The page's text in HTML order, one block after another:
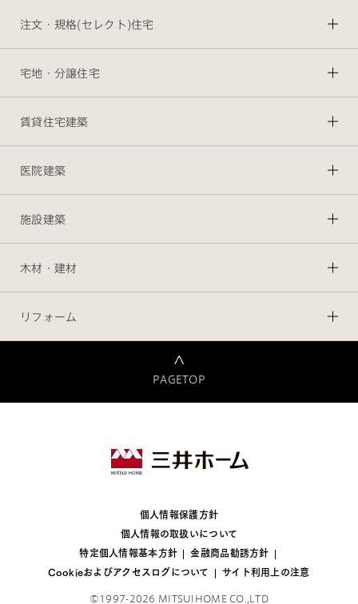
注文・規格(セレクト)住宅
宅地・分譲住宅
賃貸住宅建築
医院建築
施設建築
木材・建材
リフォーム
PAGETOP
個人情報保護方針
個人情報の取扱いについて
特定個人情報基本方針
金融商品勧誘方針
Cookieおよびアクセスログについて
サイト利用上の注意
©1997-2026 MITSUIHOME CO.,LTD